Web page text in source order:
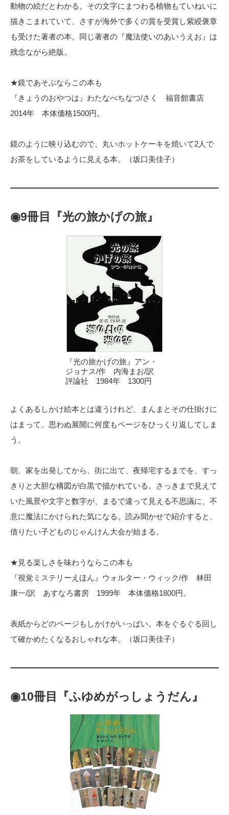
動物の絵だとわかる。その文字にまつわる植物もていねいに
描きこまれていて、さすが海外で多くの賞を受賞し紫綬褒章
も受けた著者の本。同じ著者の『魔法使いのあいうえお』は
残念ながら絶版。
★鏡であそぶならこの本も
『きょうのおやつは』わたなべちなつ/さく 福音館書店
2014年 本体価格1500円。
鏡のように映り込むので、丸いホットケーキを焼いて2人で
お茶をしているように見える本。（坂口美佳子）
◉9冊目『光の旅かげの旅』
『光の旅かげの旅』アン・
ジョナス/作 内海まお/訳
評論社 1984年 1300円
よくあるしかけ絵本とは違うけれど、まんまとその仕掛けに
はまって、思わぬ展開に何度もページをひっくり返してしま
う。
朝、家を出発してから、街に出て、夜帰宅するまでを、すっ
きりと大胆な構図が白黒で描かれている。さっきまで見えて
いた風景や文字と数字が、まるで違って見える不思議に、不
意に魔法にかけられた気になる。読み聞かせで紹介すると、
借りたい子どものじゃんけん大会が始まる。
★見る楽しさを味わうならこの本も
『視覚ミステリーえほん』ウォルター・ウィック/作 林田
康一/訳 あすなろ書房 1999年 本体価格1800円。
表紙からどのページもしかけがいっぱい。本をぐるぐる回し
て確かめたくなるおしゃれな本。（坂口美佳子）
◉10冊目『ふゆめがっしょうだん』